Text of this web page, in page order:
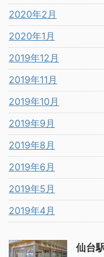
2020年2月
2020年1月
2019年12月
2019年11月
2019年10月
2019年9月
2019年8月
2019年6月
2019年5月
2019年4月
仙台